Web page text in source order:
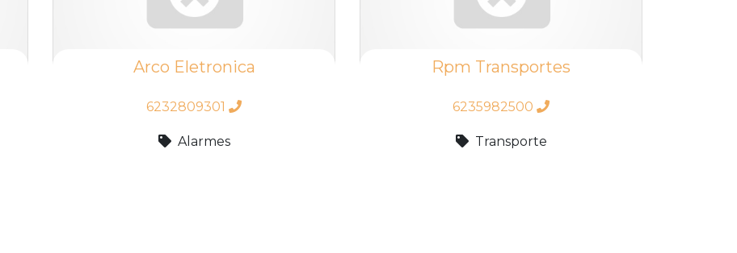
Arco Eletronica
6232809301
Alarmes
Rpm Transportes
6235982500
Transporte